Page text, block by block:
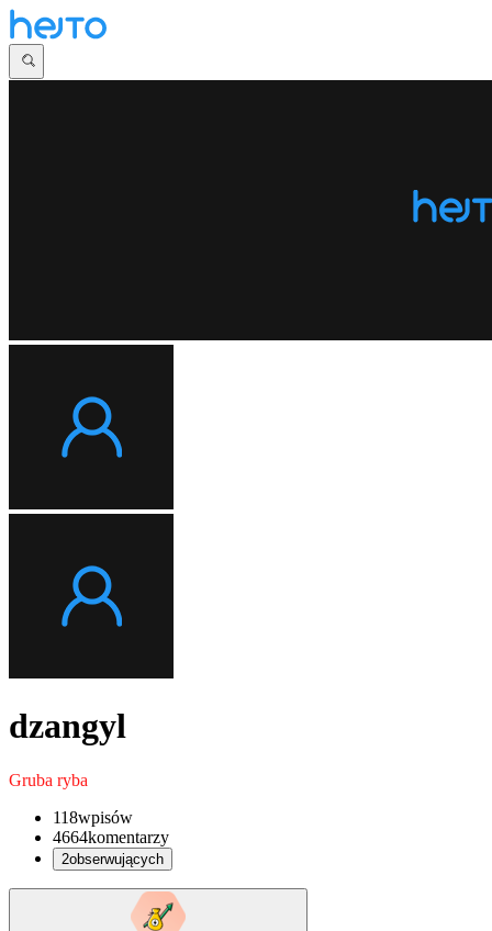
dzangyl
Gruba ryba
118wpisów
4664komentarzy
2obserwujących